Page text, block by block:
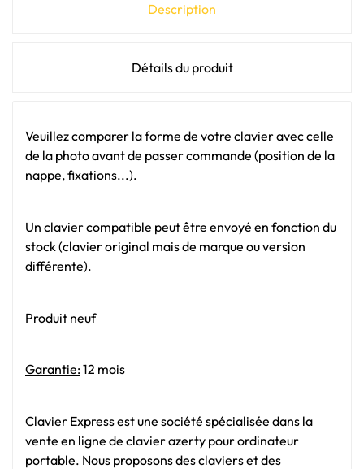
Description
Détails du produit
Veuillez comparer la forme de votre clavier avec celle
de la photo avant de passer commande (position de la
nappe, fixations...).
Un clavier compatible peut être envoyé en fonction du
stock (clavier original mais de marque ou version
différente).
Produit neuf
Garantie:12 mois
Clavier Express est une société spécialisée dans la
vente en ligne de clavier azerty pour ordinateur
portable. Nous proposons des claviers et des